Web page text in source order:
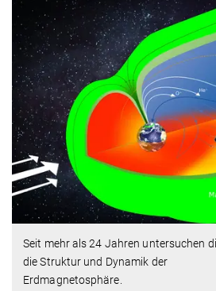
Seit mehr als 24 Jahren untersuchen
die Struktur und Dynamik der